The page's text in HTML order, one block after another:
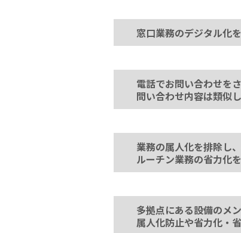
窓口業務のデジタル化
電話でお問い合わせを
問い合わせ内容は類似
業務の属人化を排除し
ルーチン業務の省力化
多拠点にある設備のメ
属人化防止や省力化・